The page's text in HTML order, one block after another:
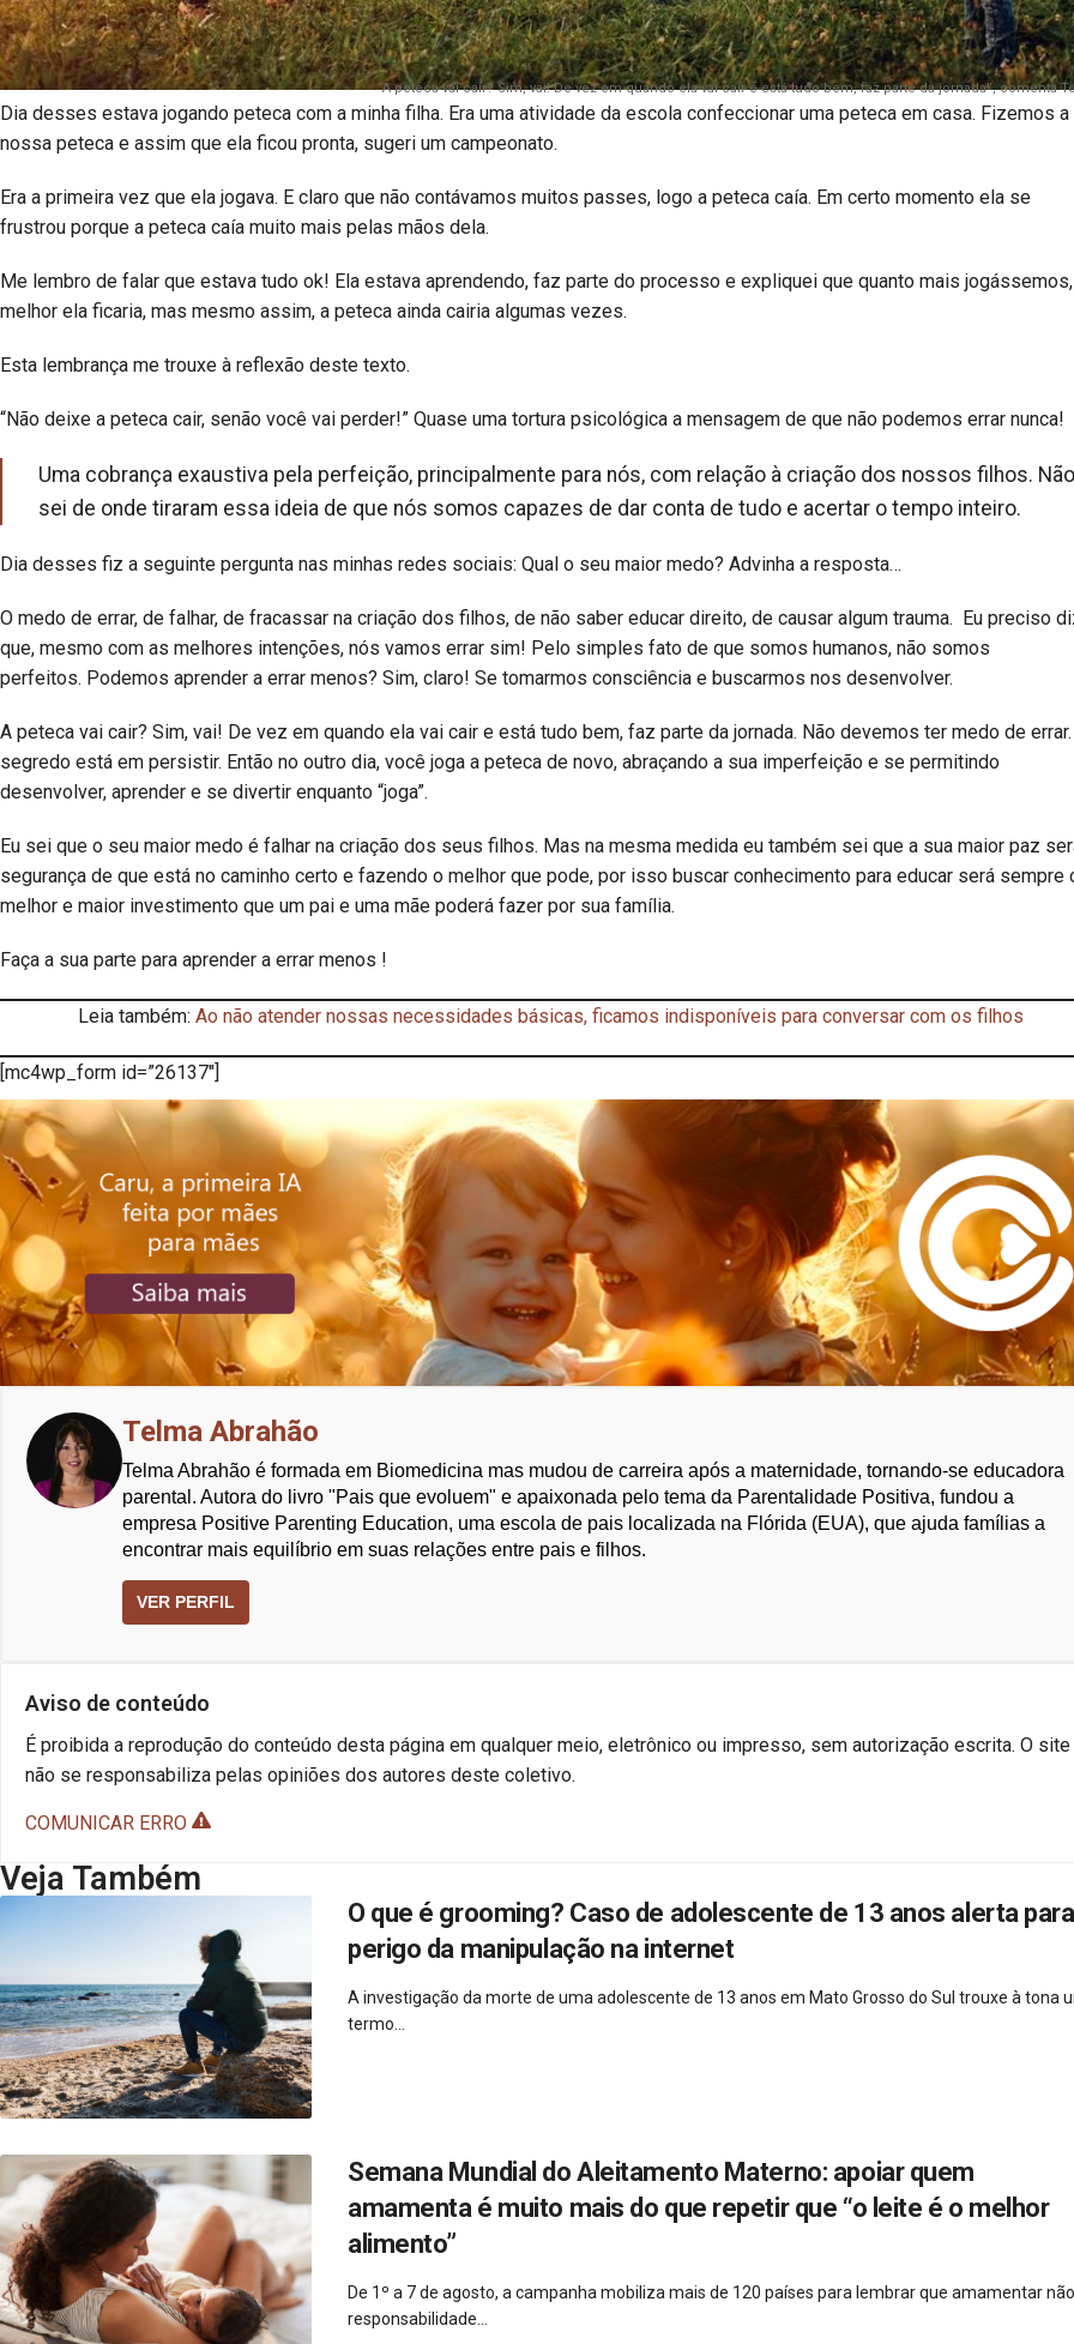
“A peteca vai cair? Sim, vai! De vez em quando ela vai cair e está tudo bem, faz parte da jornada”, comenta
Dia desses estava jogando peteca com a minha filha. Era uma atividade da escola confeccionar uma peteca em casa. Fizemos a
nossa peteca e assim que ela ficou pronta, sugeri um campeonato.
Era a primeira vez que ela jogava. E claro que não contávamos muitos passes, logo a peteca caía. Em certo momento ela se
frustrou porque a peteca caía muito mais pelas mãos dela.
Me lembro de falar que estava tudo ok! Ela estava aprendendo, faz parte do processo e expliquei que quanto mais jogássemos,
melhor ela ficaria, mas mesmo assim, a peteca ainda cairia algumas vezes.
Esta lembrança me trouxe à reflexão deste texto.
“Não deixe a peteca cair, senão você vai perder!” Quase uma tortura psicológica a mensagem de que não podemos errar nunca!
Uma cobrança exaustiva pela perfeição, principalmente para nós, com relação à criação dos nossos filhos. Não
sei de onde tiraram essa ideia de que nós somos capazes de dar conta de tudo e acertar o tempo inteiro.
Dia desses fiz a seguinte pergunta nas minhas redes sociais: Qual o seu maior medo? Advinha a resposta…
O medo de errar, de falhar, de fracassar na criação dos filhos, de não saber educar direito, de causar algum trauma. Eu preciso
que, mesmo com as melhores intenções, nós vamos errar sim! Pelo simples fato de que somos humanos, não somos
perfeitos. Podemos aprender a errar menos? Sim, claro! Se tomarmos consciência e buscarmos nos desenvolver.
A peteca vai cair? Sim, vai! De vez em quando ela vai cair e está tudo bem, faz parte da jornada. Não devemos ter medo de errar.
segredo está em persistir. Então no outro dia, você joga a peteca de novo, abraçando a sua imperfeição e se permitindo
desenvolver, aprender e se divertir enquanto “joga”.
Eu sei que o seu maior medo é falhar na criação dos seus filhos. Mas na mesma medida eu também sei que a sua maior paz
segurança de que está no caminho certo e fazendo o melhor que pode, por isso buscar conhecimento para educar será sempre
melhor e maior investimento que um pai e uma mãe poderá fazer por sua família.
Faça a sua parte para aprender a errar menos !
Leia também: Ao não atender nossas necessidades básicas, ficamos indisponíveis para conversar com os filhos
[mc4wp_form id=”26137″]
Telma Abrahão
Telma Abrahão é formada em Biomedicina mas mudou de carreira após a maternidade, tornando-se educadora
parental. Autora do livro "Pais que evoluem" e apaixonada pelo tema da Parentalidade Positiva, fundou a
empresa Positive Parenting Education, uma escola de pais localizada na Flórida (EUA), que ajuda famílias a
encontrar mais equilíbrio em suas relações entre pais e filhos.
VER PERFIL
Aviso de conteúdo
É proibida a reprodução do conteúdo desta página em qualquer meio, eletrônico ou impresso, sem autorização escrita. O site
não se responsabiliza pelas opiniões dos autores deste coletivo.
COMUNICAR ERRO
Veja Também
O que é grooming? Caso de adolescente de 13 anos alerta
perigo da manipulação na internet
A investigação da morte de uma adolescente de 13 anos em Mato Grosso do Sul trouxe à tona
termo...
Semana Mundial do Aleitamento Materno: apoiar quem
amamenta é muito mais do que repetir que “o leite é o melhor
alimento”
De 1º a 7 de agosto, a campanha mobiliza mais de 120 países para lembrar que amamentar
responsabilidade...